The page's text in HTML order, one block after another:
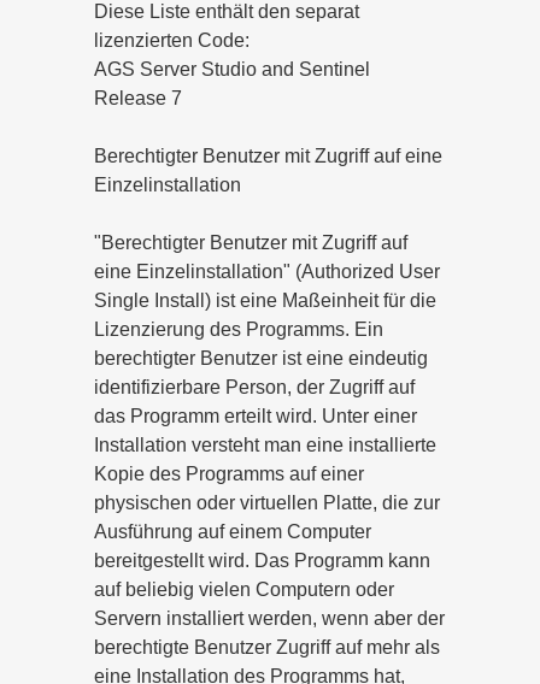
Diese Liste enthält den separat
lizenzierten Code:
AGS Server Studio and Sentinel
Release 7
Berechtigter Benutzer mit Zugriff auf eine
Einzelinstallation
"Berechtigter Benutzer mit Zugriff auf
eine Einzelinstallation" (Authorized User
Single Install) ist eine Maßeinheit für die
Lizenzierung des Programms. Ein
berechtigter Benutzer ist eine eindeutig
identifizierbare Person, der Zugriff auf
das Programm erteilt wird. Unter einer
Installation versteht man eine installierte
Kopie des Programms auf einer
physischen oder virtuellen Platte, die zur
Ausführung auf einem Computer
bereitgestellt wird. Das Programm kann
auf beliebig vielen Computern oder
Servern installiert werden, wenn aber der
berechtigte Benutzer Zugriff auf mehr als
eine Installation des Programms hat,